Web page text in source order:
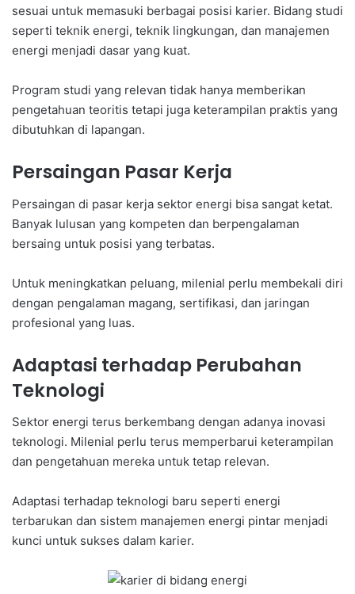
sesuai untuk memasuki berbagai posisi karier. Bidang studi
seperti teknik energi, teknik lingkungan, dan manajemen
energi menjadi dasar yang kuat.
Program studi yang relevan tidak hanya memberikan
pengetahuan teoritis tetapi juga keterampilan praktis yang
dibutuhkan di lapangan.
Persaingan Pasar Kerja
Persaingan di pasar kerja sektor energi bisa sangat ketat.
Banyak lulusan yang kompeten dan berpengalaman
bersaing untuk posisi yang terbatas.
Untuk meningkatkan peluang, milenial perlu membekali diri
dengan pengalaman magang, sertifikasi, dan jaringan
profesional yang luas.
Adaptasi terhadap Perubahan
Teknologi
Sektor energi terus berkembang dengan adanya inovasi
teknologi. Milenial perlu terus memperbarui keterampilan
dan pengetahuan mereka untuk tetap relevan.
Adaptasi terhadap teknologi baru seperti energi
terbarukan dan sistem manajemen energi pintar menjadi
kunci untuk sukses dalam karier.